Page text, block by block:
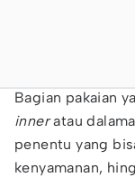
Bagian pakaian
inneratau
penentu yang
kenyamanan,